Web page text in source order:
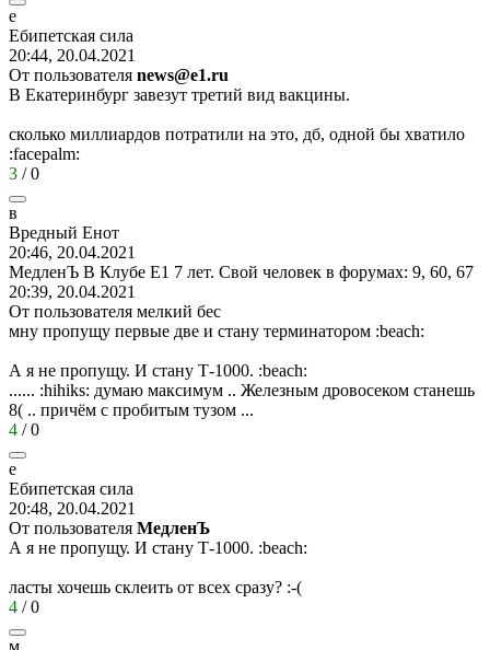
е
Ебипетская сила
20:44, 20.04.2021
От пользователя news@e1.ru
В Екатеринбург завезут третий вид вакцины.
сколько миллиардов потратили на это, дб, одной бы хватило
:facepalm:
3 /0
в
Вредный Енот
20:46, 20.04.2021
МедленЪ В Клубе Е1 7 лет. Свой человек в форумах: 9, 60, 67
20:39, 20.04.2021
От пользователя мелкий бес
мну пропущу первые две и стану терминатором :beach:
А я не пропущу. И стану Т-1000. :beach:
...... :hihiks: думаю максимум .. Железным дровосеком станешь
8( .. причём с пробитым тузом ...
4 /0
е
Ебипетская сила
20:48, 20.04.2021
От пользователя МедленЪ
А я не пропущу. И стану Т-1000. :beach:
ласты хочешь склеить от всех сразу? :-(
4 /0
м